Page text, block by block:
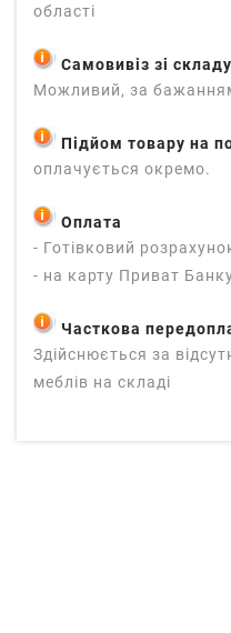
області
Самовивіз зі складу
Можливий, за
Підйом товару на
оплачується окремо.
Оплата
- Готівковий
- на карту Приват
Часткова
Здійснюється за
меблів на складі